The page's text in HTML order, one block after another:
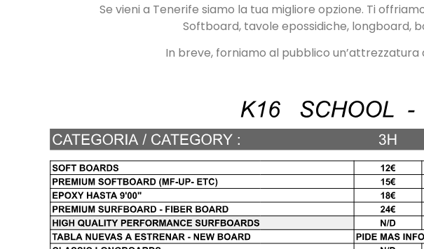
Se vieni a Tenerife siamo la tua migliore opzione. Ti
Softboard, tavole epossidiche, longboard,
In breve, forniamo al pubblico